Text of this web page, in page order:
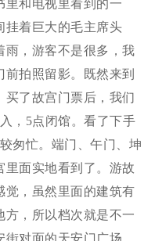
里和电视里看到的一
挂着巨大的毛主席头
雨，游客不是很多，我
拍照留影。既然来到
买了故宫门票后，我们
，5点闭馆。看了下手
匆忙。端门、午门、坤
里面实地看到了。游故
觉，虽然里面的建筑有
方，所以档次就是不一
对面的天安门广场，